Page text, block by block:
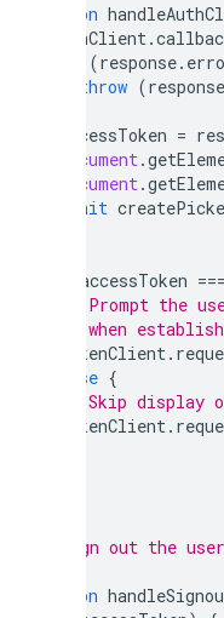
function
tokenClient.
(response.
throw (response
accessToken =
document.
document.
await
accessToken ===
// Prompt the
// when
tokenClient.
else {
// Skip display
tokenClient.
*  Sign out the
function